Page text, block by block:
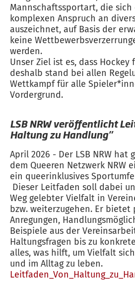
Mannschaftssportart, die sich
komplexen Anspruch an
auszeichnet, auf Basis der
keine
werden.
Unser Ziel ist es, dass
deshalb stand bei allen
Wettkampf für alle
Vordergrund.
LSB NRW veröffentlicht
Haltung zu Handlung"
April 2026 - Der LSB NRW hat
dem Queeren Netzwerk NRW
ein queerinklusives
Dieser Leitfaden soll dabei
Weg gelebter Vielfalt in
bzw. weiterzugehen. Er bietet
Anregungen,
Beispiele aus der
Haltungsfragen bis zu
alles, was hilft, um Vielfalt
und im Alltag zu leben.